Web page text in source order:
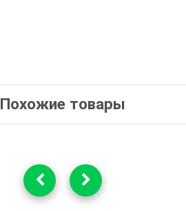
Похожие товары